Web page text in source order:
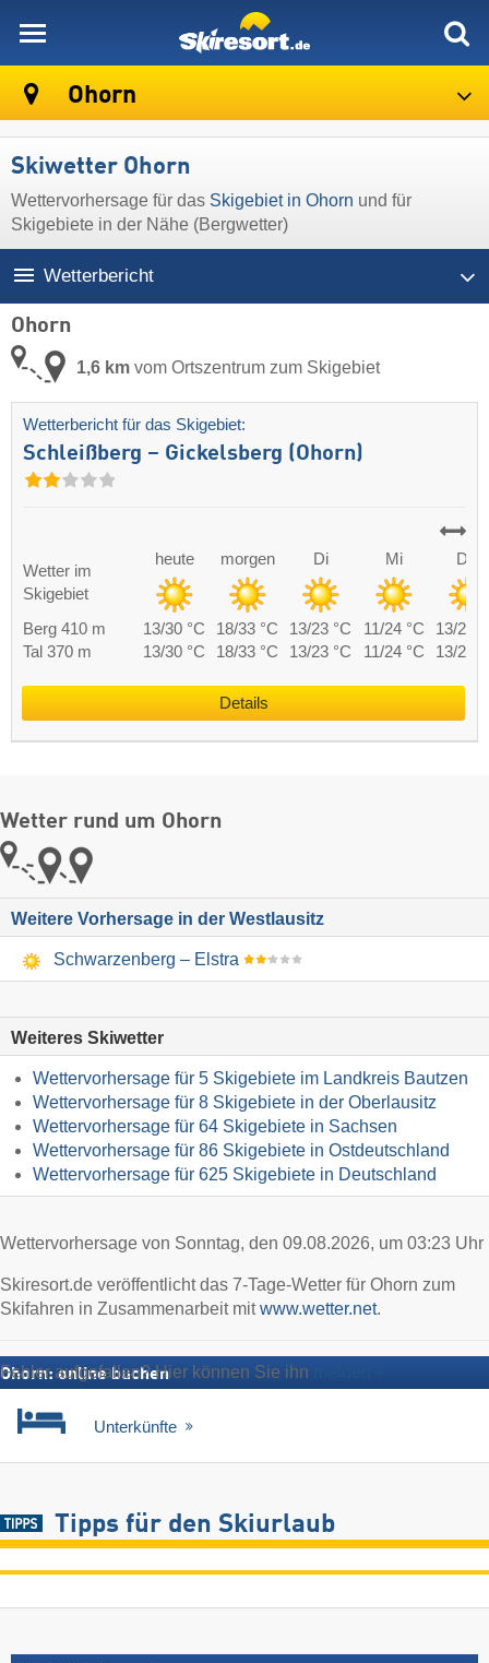
Ohorn
Skiwetter Ohorn
Wettervorhersage für das Skigebiet in Ohorn und für
Skigebiete in der Nähe (Bergwetter)
Wetterbericht
Ohorn
1,6 km vom Ortszentrum zum Skigebiet
Wetterbericht für das Skigebiet:
Schleißberg – Gickelsberg (Ohorn)
Wetter im
Skigebiet
heute morgen Di Mi Do
Berg 410 m 13/30 °C 18/33 °C 13/23 °C 11/24 °C
13/27
Tal 370 m
13/30 °C 18/33 °C 13/23 °C 11/24 °C 13/27
Details
Wetter rund um Ohorn
Weitere Vorhersage in der Westlausitz
Schwarzenberg – Elstra
Weiteres Skiwetter
Wettervorhersage für 5 Skigebiete im Landkreis Bautzen
Wettervorhersage für 8 Skigebiete in der Oberlausitz
Wettervorhersage für 64 Skigebiete in Sachsen
Wettervorhersage für 86 Skigebiete in Ostdeutschland
Wettervorhersage für 625 Skigebiete in Deutschland
Wettervorhersage von Sonntag, den 09.08.2026, um 03:23 Uhr
Skiresort.de veröffentlicht das 7-Tage-Wetter für Ohorn zum
Skifahren in Zusammenarbeit mitwww.wetter.net.
Fehler aufgefallen? Hier können Sie ihn
Ohorn: online buchen
Unterkünfte
Tipps für den Skiurlaub